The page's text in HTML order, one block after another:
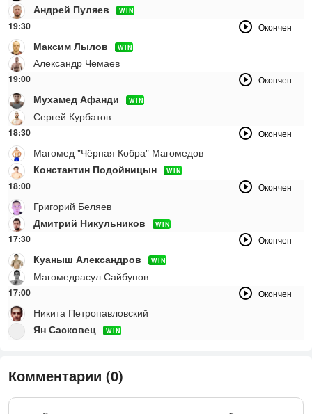
Андрей Пуляев
WIN
19:30 Окончен
Максим Лылов WIN
Александр Чемаев
19:00 Окончен
Мухамед Афанди WIN
Сергей Курбатов
18:30 Окончен
Магомед "Чёрная Кобра" Магомедов
Константин Подойницын
WIN
18:00 Окончен
Григорий Беляев
Дмитрий Никульников
WIN
17:30 Окончен
Куаныш Александров WIN
Магомедрасул Сайбунов
17:00 Окончен
Никита Петропавловский
Ян Сасковец
WIN
Комментарии (0)